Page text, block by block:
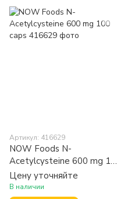
Артикул: 416629
NOW Foods N-
Acetylcysteine 600 mg 100
caps
Цену уточняйте
В наличии